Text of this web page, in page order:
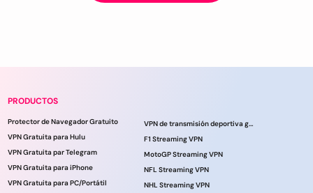
PRODUCTOS
Protector de Navegador Gratuito
VPN Gratuita para Hulu
VPN Gratuita par Telegram
VPN Gratuita para iPhone
VPN Gratuita para PC/Portátil
VPN de transmisión deportiva gratuita
F1 Streaming VPN
MotoGP Streaming VPN
NFL Streaming VPN
NHL Streaming VPN